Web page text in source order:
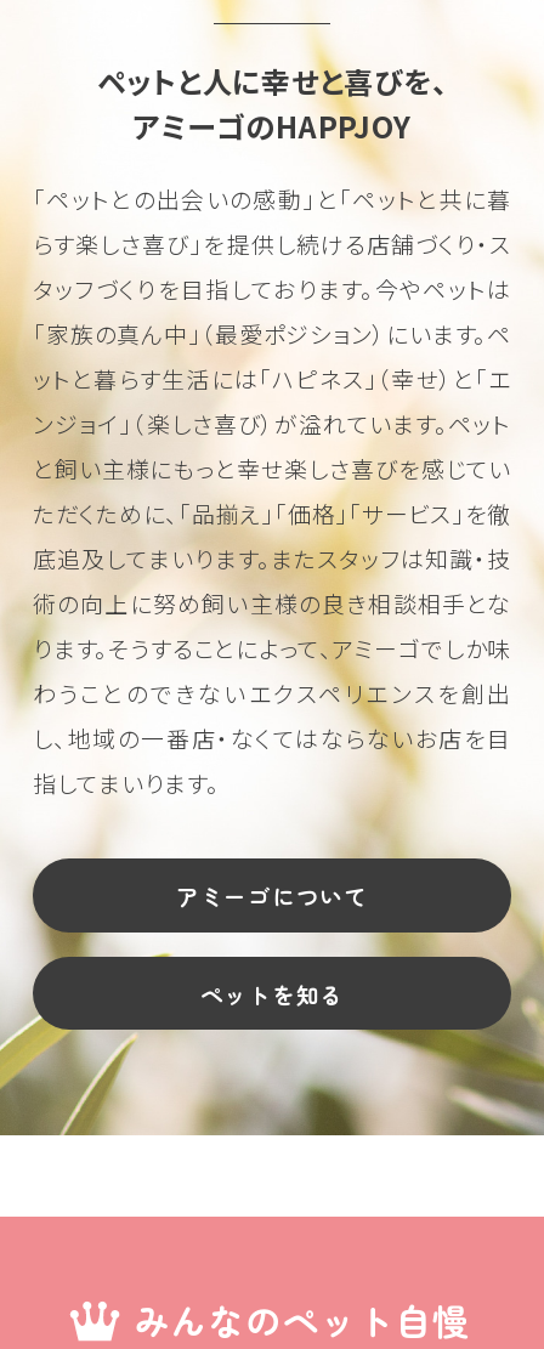
ペットと人に幸せと喜びを、
アミーゴのHAPPJOY
「ペットとの出会いの感動」と「ペットと共に暮
らす楽しさ喜び」を提供し続ける店舗づくり・ス
タッフづくりを目指しております。 今やペットは
「家族の真ん中」（最愛ポジション）にいます。ペ
ットと暮らす生活には「ハピネス」（幸せ）と「エ
ンジョイ」（楽しさ喜び）が溢れています。ペット
と飼い主様にもっと幸せ楽しさ喜びを感じてい
ただくために、 「品揃え」「価格」「サービス」を徹
底追及してまいります。またスタッフは知識・技
術の向上に努め飼い主様の良き相談相手とな
ります。そうすることによって、アミーゴでしか味
わうことのできないエクスペリエンスを創出
し、地域の一番店・なくてはならないお店を目
指してまいります。
アミーゴについて
ペットを知る
みんなのペット自慢